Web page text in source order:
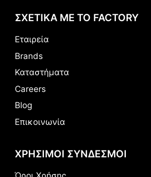
ΣΧΕΤΙΚΑ ΜΕ ΤΟ FACTORY
Εταιρεία
Brands
Καταστήματα
Careers
Blog
Επικοινωνία
ΧΡΗΣΙΜΟΙ ΣΥΝΔΕΣΜΟΙ